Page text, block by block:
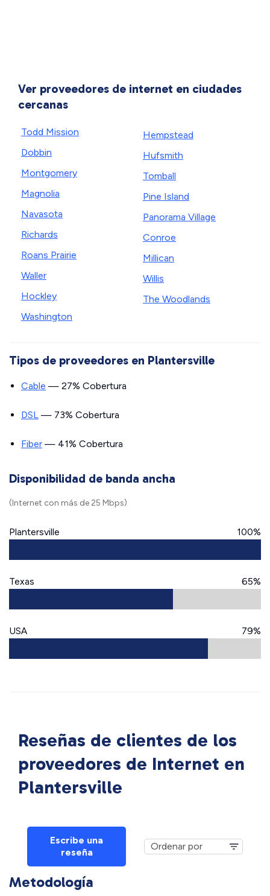
Ver proveedores de internet en ciudades
cercanas
Todd Mission
Dobbin
Montgomery
Magnolia
Navasota
Richards
Roans Prairie
Waller
Hockley
Washington
Hempstead
Hufsmith
Tomball
Pine Island
Panorama Village
Conroe
Millican
Willis
The Woodlands
Tipos de proveedores en Plantersville
Cable — 27% Cobertura
DSL — 73% Cobertura
Fiber — 41% Cobertura
Disponibilidad de banda ancha
(Internet con más de 25 Mbps)
Plantersville 100%
Texas 65%
USA 79%
Reseñas de clientes de los
proveedores de Internet en
Plantersville
Escribe una
reseña
Metodología